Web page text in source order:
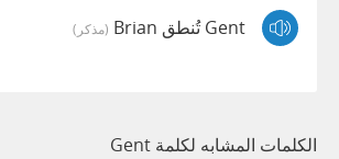
Gent تُنطق Brian (مذكر)
الكلمات المشابه لكلمة Gent